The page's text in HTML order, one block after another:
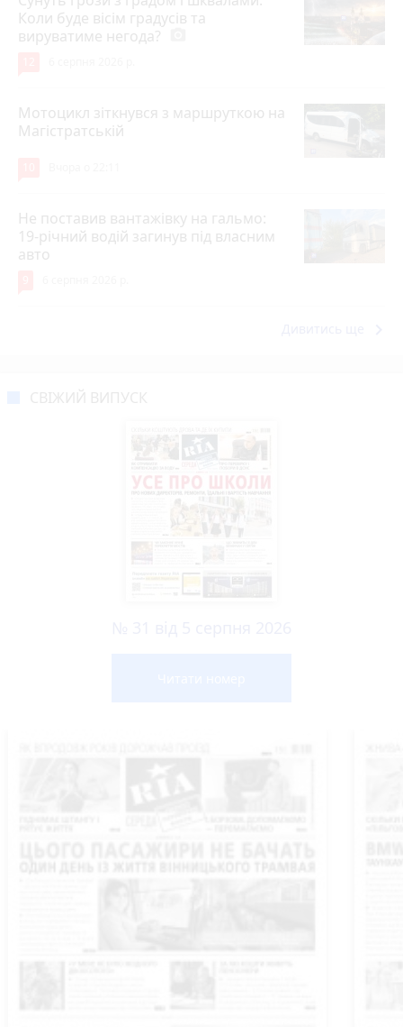
Коли буде вісім градусів та
вируватиме негода?
Мотоцикл зіткнувся з маршруткою на
Магістратській
Не поставив вантажівку на гальмо:
19-річний водій загинув під власним
авто